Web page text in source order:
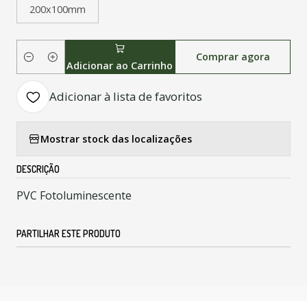
200x100mm
QuantidadeAdicionar ao Carrinho
Comprar agora
Adicionar à lista de favoritos
Mostrar stock das localizações
DESCRIÇÃO
PVC Fotoluminescente
PARTILHAR ESTE PRODUTO